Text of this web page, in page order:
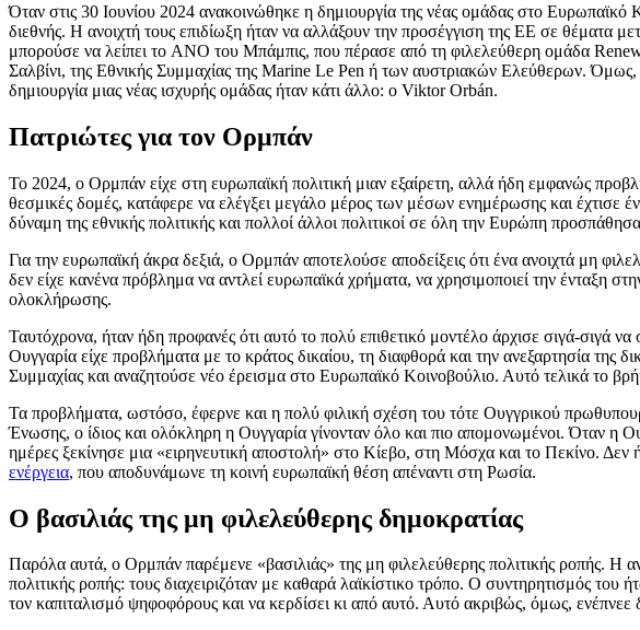
Όταν στις 30 Ιουνίου 2024 ανακοινώθηκε η δημιουργία της νέας ομάδας στο Ευρωπαϊκό
διεθνής. Η ανοιχτή τους επιδίωξη ήταν να αλλάξουν την προσέγγιση της ΕΕ σε θέματα
μπορούσε να λείπει το ANO του Μπάμπις, που πέρασε από τη φιλελεύθερη ομάδα
Σαλβίνι, της Εθνικής Συμμαχίας της Marine Le Pen ή των αυστριακών Ελεύθερων. Όμως,
δημιουργία μιας νέας ισχυρής ομάδας ήταν κάτι άλλο: ο Viktor Orbán.
Πατριώτες για τον Ορμπάν
Το 2024, ο Ορμπάν είχε στη ευρωπαϊκή πολιτική μιαν εξαίρετη, αλλά ήδη εμφανώς
θεσμικές δομές, κατάφερε να ελέγξει μεγάλο μέρος των μέσων ενημέρωσης και έχτισε
δύναμη της εθνικής πολιτικής και πολλοί άλλοι πολιτικοί σε όλη την Ευρώπη
Για την ευρωπαϊκή άκρα δεξιά, ο Ορμπάν αποτελούσε αποδείξεις ότι ένα ανοιχτά μη
δεν είχε κανένα πρόβλημα να αντλεί ευρωπαϊκά χρήματα, να χρησιμοποιεί την ένταξη
ολοκλήρωσης.
Ταυτόχρονα, ήταν ήδη προφανές ότι αυτό το πολύ επιθετικό μοντέλο άρχισε σιγά-σιγά
Ουγγαρία είχε προβλήματα με το κράτος δικαίου, τη διαφθορά και την ανεξαρτησία της
Συμμαχίας και αναζητούσε νέο έρεισμα στο Ευρωπαϊκό Κοινοβούλιο. Αυτό τελικά το
Τα προβλήματα, ωστόσο, έφερνε και η πολύ φιλική σχέση του τότε Ουγγρικού
Ένωσης, ο ίδιος και ολόκληρη η Ουγγαρία γίνονταν όλο και πιο απομονωμένοι. Όταν η
ημέρες ξεκίνησε μια «ειρηνευτική αποστολή» στο Κίεβο, στη Μόσχα και το Πεκίνο.
ενέργεια, που αποδυνάμωνε τη κοινή ευρωπαϊκή θέση απέναντι στη Ρωσία.
Ο βασιλιάς της μη φιλελεύθερης δημοκρατίας
Παρόλα αυτά, ο Ορμπάν παρέμενε «βασιλιάς» της μη φιλελεύθερης πολιτικής ροπής. Η
πολιτικής ροπής: τους διαχειριζόταν με καθαρά λαϊκίστικο τρόπο. Ο συντηρητισμός
τον καπιταλισμό ψηφοφόρους και να κερδίσει κι από αυτό. Αυτό ακριβώς, όμως, ενέπνεε